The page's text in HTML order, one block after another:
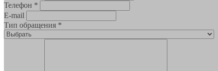
Телефон *
E-mail
Тип обращения *